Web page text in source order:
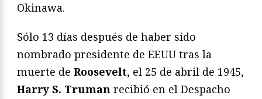
Okinawa.
Sólo 13 días después de haber sido
nombrado presidente de EEUU tras la
muerte de Roosevelt, el 25 de abril de 1945,
Harry S. Truman recibió en el Despacho